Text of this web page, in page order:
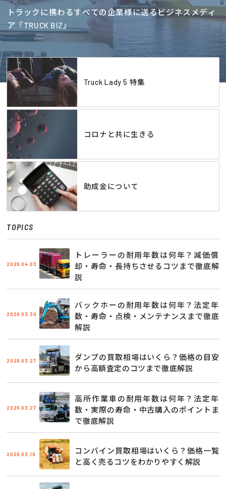
トラックに携わるすべての企業様に送るビジネスメディ
ア『TRUCK BIZ』
Truck Lady 5 特集
コロナと共に生きる
助成金について
TOPICS
2026.04.03
トレーラーの耐用年数は何年？減価償
却・寿命・長持ちさせるコツまで徹底解
説
2026.03.30
バックホーの耐用年数は何年？法定年
数・寿命・点検・メンテナンスまで徹底
解説
2026.03.27
ダンプの買取相場はいくら？価格の目安
から高額査定のコツまで徹底解説
2026.03.27
高所作業車の耐用年数は何年？法定年
数・実際の寿命・中古購入のポイントま
で徹底解説
2026.03.19
コンバイン買取相場はいくら？価格一覧
と高く売るコツをわかりやすく解説